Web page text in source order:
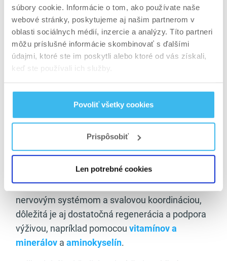
súbory cookie. Informácie o tom, ako používate naše
webové stránky, poskytujeme aj našim partnerom v
oblasti sociálnych médií, inzercie a analýzy. Títo partneri
môžu príslušné informácie skombinovať s ďalšími
údajmi, ktoré ste im poskytli alebo ktoré od vás získali,
keď ste používali ich služby.
Povoliť všetky cookies
Prispôsobiť
Len potrebné cookies
Veľmi častým impulzom na zaradenie
korekčných cvičení jebolesť chrbta alebo kĺbov
ktorá často nevzniká z nadmernej záťaže, ale zo
zlej mechaniky pohybu. Práve preto je dôležité
riešiť príčinu, nie len symptóm, čo rozoberáme aj
čomu sa vyhnúť.
odporové gumy, penové valce, masážne loptičky
či podložky. Tie umožňujú presnejšie zacielenie
na problémové oblasti a nájdeme ich v kategórii
tréningové príslušenstvo. Keďže ide o prácu s
nervovým systémom a svalovou koordináciou,
dôležitá je aj dostatočná regenerácia a podpora
výživou, napríklad pomocou vitamínov a
minerálov a aminokyselín.